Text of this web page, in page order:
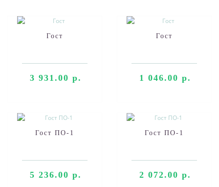
Гост
3 931.00 р.
Гост
1 046.00 р.
Гост ПО-1
5 236.00 р.
Гост ПО-1
2 072.00 р.